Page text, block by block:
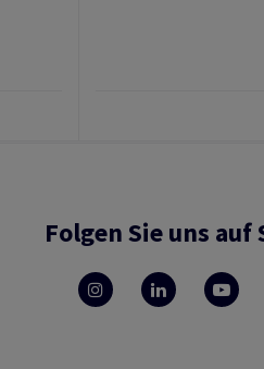
Folgen Sie uns auf